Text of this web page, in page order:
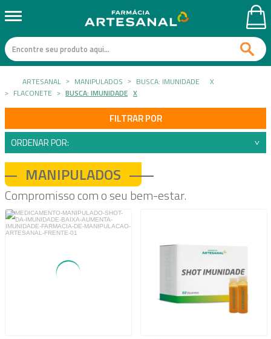
ARTESANAL MANIPULADOS BUSCA: IMUNIDADE
X
FLACONETE
BUSCA: IMUNIDADE X
FILTRAR POR
ORDENAR POR:
MANIPULADOS
Compromisso com o seu bem-estar.